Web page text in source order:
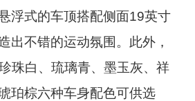
浮式的车顶搭配侧面19英寸
出不错的运动氛围。此外，
珠白、琉璃青、墨玉灰、祥
珀棕六种车身配色可供选